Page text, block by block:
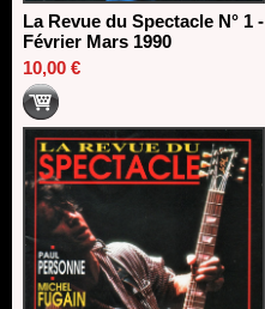
La Revue du Spectacle N° 1 -
Février Mars 1990
10,00 €